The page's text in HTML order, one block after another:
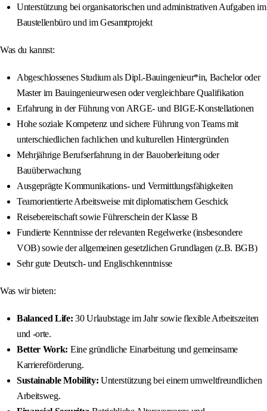
Unterstützung bei organisatorischen und administrativen Aufgaben im
Baustellenbüro und im Gesamtprojekt
Was du kannst:
Abgeschlossenes Studium als Dipl.-Bauingenieur*in, Bachelor oder
Master im Bauingenieurwesen oder vergleichbare Qualifikation
Erfahrung in der Führung von ARGE- und BIGE-Konstellationen
Hohe soziale Kompetenz und sichere Führung von Teams mit
unterschiedlichen fachlichen und kulturellen Hintergründen
Mehrjährige Berufserfahrung in der Bauoberleitung oder
Bauüberwachung
Ausgeprägte Kommunikations- und Vermittlungsfähigkeiten
Teamorientierte Arbeitsweise mit diplomatischem Geschick
Reisebereitschaft sowie Führerschein der Klasse B
Fundierte Kenntnisse der relevanten Regelwerke (insbesondere
VOB) sowie der allgemeinen gesetzlichen Grundlagen (z.B. BGB)
Sehr gute Deutsch- und Englischkenntnisse
Was wir bieten:
Balanced Life: 30 Urlaubstage im Jahr sowie flexible Arbeitszeiten
und -orte.
Better Work: Eine gründliche Einarbeitung und gemeinsame
Karriereförderung.
Sustainable Mobility: Unterstützung bei einem umweltfreundlichen
Arbeitsweg.